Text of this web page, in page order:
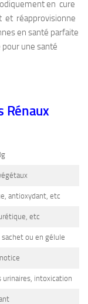
en cure
et réapprovisionne
en santé parfaite
une santé
Rénaux
antioxydant, etc
etc
ou en gélule
urinaires, intoxication